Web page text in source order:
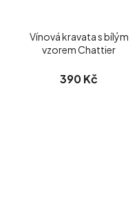
Vínová kravata s bílým
vzorem Chattier
390 Kč